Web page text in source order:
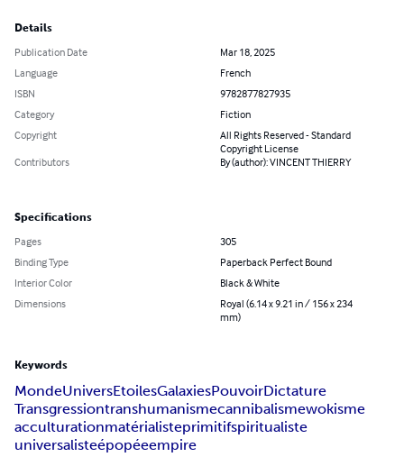
Details
Publication Date
Mar 18, 2025
Language
French
ISBN
9782877827935
Category
Fiction
Copyright
All Rights Reserved - Standard
Copyright License
Contributors
By (author): VINCENT THIERRY
Specifications
Pages
305
Binding Type
Paperback Perfect Bound
Interior Color
Black & White
Dimensions
Royal (6.14 x 9.21 in / 156 x 234
mm)
Keywords
MondeUniversEtoilesGalaxiesPouvoirDictature
Transgressiontranshumanismecannibalismewokisme
acculturationmatérialisteprimitifspiritualiste
universalisteépopéeempire